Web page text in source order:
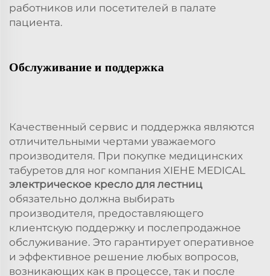
работников или посетителей в палате
пациента.
Обслуживание и поддержка
Качественный сервис и поддержка являются
отличительными чертами уважаемого
производителя. При покупке медицинских
табуретов для ног компания XIEHE MEDICAL
электрическое кресло для лестниц
обязательно должна выбирать
производителя, предоставляющего
клиентскую поддержку и послепродажное
обслуживание. Это гарантирует оперативное
и эффективное решение любых вопросов,
возникающих как в процессе, так и после